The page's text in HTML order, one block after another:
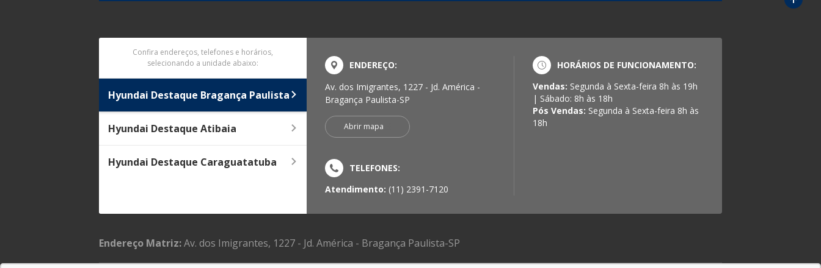
Confira endereços, telefones e horários,
selecionando a unidade abaixo:
Hyundai Destaque Bragança Paulista
Hyundai Destaque Atibaia
Hyundai Destaque Caraguatatuba
ENDEREÇO:
Av. dos Imigrantes, 1227 - Jd. América -
Bragança Paulista-SP
Abrir mapa
TELEFONES:
Atendimento: (11) 2391-7120
HORÁRIOS DE FUNCIONAMENTO:
Vendas: Segunda à Sexta-feira 8h às 19h
| Sábado: 8h às 18h
Pós Vendas: Segunda à Sexta-feira 8h às
18h
Endereço Matriz:Av. dos Imigrantes, 1227 - Jd. América - Bragança Paulista-SP